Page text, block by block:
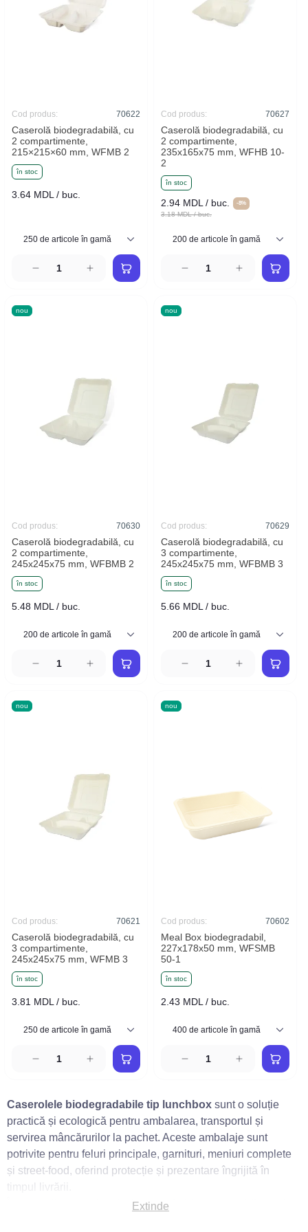
în stoc
Caserolă biodegradabilă, cu
2 compartimente,
215×215×60 mm, WFMB 2
Cod produs: 70622
3.64 MDL / buc.
în stoc
Caserolă biodegradabilă, cu
2 compartimente,
235x165x75 mm, WFHB 10-
2
Cod produs: 70627
2.94 MDL / buc.
3.18 MDL / buc.
-8%
nou
în stoc
Caserolă biodegradabilă, cu
2 compartimente,
245x245x75 mm, WFBMB 2
Cod produs: 70630
5.48 MDL / buc.
nou
în stoc
Caserolă biodegradabilă, cu
3 compartimente,
245x245x75 mm, WFBMB 3
Cod produs: 70629
5.66 MDL / buc.
nou
în stoc
Caserolă biodegradabilă, cu
3 compartimente,
245x245x75 mm, WFMB 3
Cod produs: 70621
3.81 MDL / buc.
nou
în stoc
Meal Box biodegradabil,
227x178x50 mm, WFSMB
50-1
Cod produs: 70602
2.43 MDL / buc.
Caserolele biodegradabile tip lunchbox sunt o soluție
practică și ecologică pentru ambalarea, transportul și
servirea mâncărurilor la pachet. Aceste ambalaje sunt
potrivite pentru feluri principale, garnituri, meniuri complete
și street‑food, oferind protecție și prezentare îngrijită în
timpul livrării.
În această categorie găsițicaserole biodegradabile cu 1,
Extinde